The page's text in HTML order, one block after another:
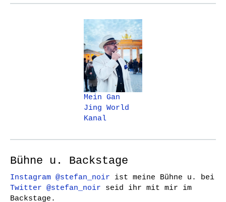
Mein Gan
Jing World
Kanal
Bühne u. Backstage
Instagram @stefan_noir ist meine Bühne u. bei
Twitter @stefan_noir seid ihr mit mir im
Backstage.